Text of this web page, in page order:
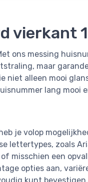
vierkant
ons messing
maar
niet alleen mooi
lang mooi
je volop
lettertypes, zoals
misschien een
opties aan,